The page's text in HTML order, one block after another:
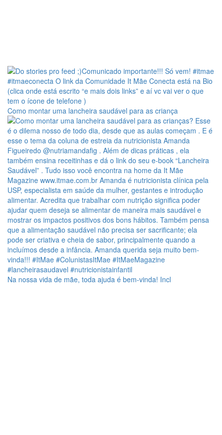
Como montar uma lancheira saudável para as criança
Na nossa vida de mãe, toda ajuda é bem-vinda! Incl